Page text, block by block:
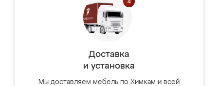
Доставка
и установка
Мы доставляем мебель по Химкам и всей